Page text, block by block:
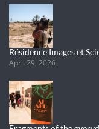
Résidence Images et
April 29, 2026